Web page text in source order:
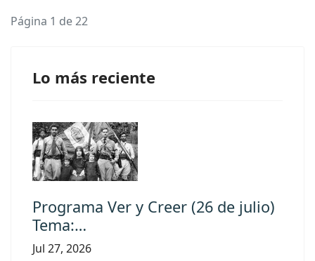
Página 1 de 22
Lo más reciente
Programa Ver y Creer (26 de julio)
Tema:…
Jul 27, 2026